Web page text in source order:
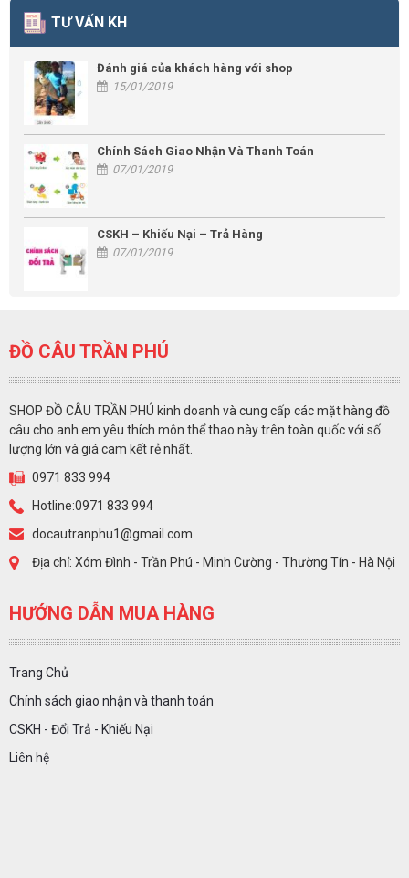
TƯ VẤN KH
Đánh giá của khách hàng với shop
15/01/2019
Chính Sách Giao Nhận Và Thanh Toán
07/01/2019
CSKH – Khiếu Nại – Trả Hàng
07/01/2019
ĐỒ CÂU TRẦN PHÚ
SHOP ĐỒ CÂU TRẦN PHÚ kinh doanh và cung cấp các mặt hàng đồ
câu cho anh em yêu thích môn thể thao này trên toàn quốc với số
lượng lớn và giá cam kết rẻ nhất.
0971 833 994
Hotline:0971 833 994
docautranphu1@gmail.com
Địa chỉ: Xóm Đình - Trần Phú - Minh Cường - Thường Tín - Hà Nội
HƯỚNG DẪN MUA HÀNG
Trang Chủ
Chính sách giao nhận và thanh toán
CSKH - Đổi Trả - Khiếu Nại
Liên hệ